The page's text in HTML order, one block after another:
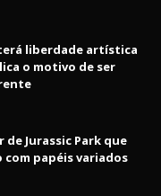
liberdade artística
o motivo de ser
de Jurassic Park que
com papéis variados